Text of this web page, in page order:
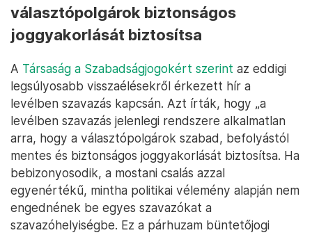
választópolgárok biztonságos
joggyakorlását biztosítsa
A Társaság a Szabadságjogokért szerint az eddigi
legsúlyosabb visszaélésekről érkezett hír a
levélben szavazás kapcsán. Azt írták, hogy „a
levélben szavazás jelenlegi rendszere alkalmatlan
arra, hogy a választópolgárok szabad, befolyástól
mentes és biztonságos joggyakorlását biztosítsa. Ha
bebizonyosodik, a mostani csalás azzal
egyenértékű, mintha politikai vélemény alapján nem
engednének be egyes szavazókat a
szavazóhelyiségbe. Ez a párhuzam büntetőjogi